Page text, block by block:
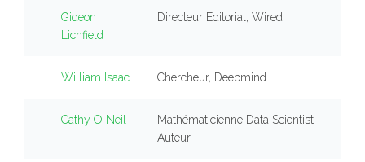
Gideon
Lichfield
Directeur Editorial, Wired
William Isaac Chercheur, Deepmind
Cathy O Neil
Mathématicienne Data Scientist
Auteur